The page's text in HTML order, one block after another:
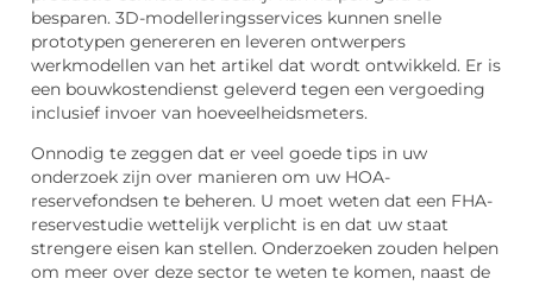
besparen. 3D-modelleringsservices kunnen snelle
prototypen genereren en leveren ontwerpers
werkmodellen van het artikel dat wordt ontwikkeld. Er is
een bouwkostendienst geleverd tegen een vergoeding
inclusief invoer van hoeveelheidsmeters.
Onnodig te zeggen dat er veel goede tips in uw
onderzoek zijn over manieren om uw HOA-
reservefondsen te beheren. U moet weten dat een FHA-
reservestudie wettelijk verplicht is en dat uw staat
strengere eisen kan stellen. Onderzoeken zouden helpen
om meer over deze sector te weten te komen, naast de